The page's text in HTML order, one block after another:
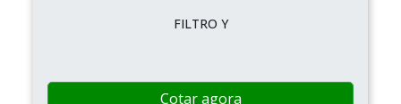
FILTRO Y
Cotar agora